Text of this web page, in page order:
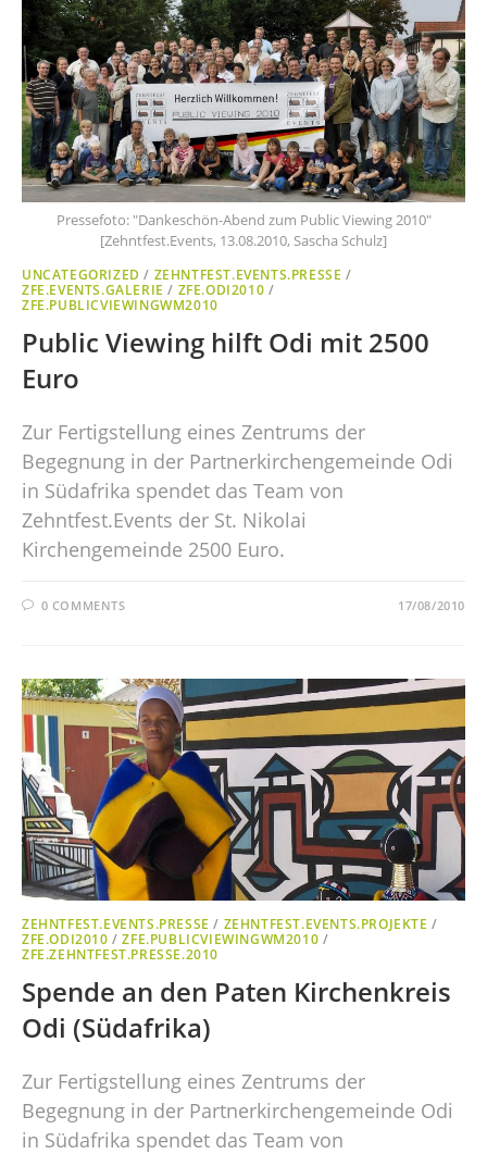
Pressefoto: "Dankeschön-Abend zum Public Viewing 2010"
[Zehntfest.Events, 13.08.2010, Sascha Schulz]
UNCATEGORIZED / ZEHNTFEST.EVENTS.PRESSE /
ZFE.EVENTS.GALERIE / ZFE.ODI2010 /
ZFE.PUBLICVIEWINGWM2010
Public Viewing hilft Odi mit 2500
Euro
Zur Fertigstellung eines Zentrums der
Begegnung in der Partnerkirchengemeinde Odi
in Südafrika spendet das Team von
Zehntfest.Events der St. Nikolai
Kirchengemeinde 2500 Euro.
0 COMMENTS 17/08/2010
ZEHNTFEST.EVENTS.PRESSE / ZEHNTFEST.EVENTS.PROJEKTE /
ZFE.ODI2010 /ZFE.PUBLICVIEWINGWM2010 /
ZFE.ZEHNTFEST.PRESSE.2010
Spende an den Paten Kirchenkreis
Odi (Südafrika)
Zur Fertigstellung eines Zentrums der
Begegnung in der Partnerkirchengemeinde Odi
in Südafrika spendet das Team von